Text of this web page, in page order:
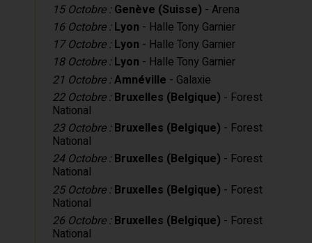
15 Octobre : Genève (Suisse) - Arena
16 Octobre : Lyon - Halle Tony Garnier
17 Octobre : Lyon - Halle Tony Garnier
18 Octobre : Lyon - Halle Tony Garnier
21 Octobre :Amnéville - Galaxie
22 Octobre : Bruxelles (Belgique)
National
23 Octobre : Bruxelles (Belgique)
National
24 Octobre : Bruxelles (Belgique)
National
25 Octobre : Bruxelles (Belgique)
National
26 Octobre : Bruxelles (Belgique)
National